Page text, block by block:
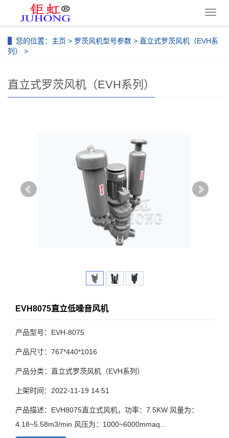
导
单
您的位置： 主页 > 罗茨风机型号参数 > 直立式罗茨风机（EVH系
列）
>
直立式罗茨风机（EVH系列）
EVH8075直立低噪音风机
产品型号：EVH-8075
产品尺寸：767*440*1016
产品分类：直立式罗茨风机（EVH系列）
上架时间：2022-11-19 14:51
产品描述：EVH8075直立式风机，功率：7.5KW 风量为：
4.18~5.58m3/min 风压为：1000~6000mmaq...